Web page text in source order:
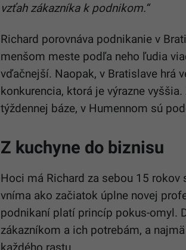
vzťah zákazníka k podnikom.“
Richard porovnáva podnikanie v
menšom meste podľa neho ľudia
vďačnejší. Naopak, v Bratislave hrá
konkurencia, ktorá je výrazne
týždennej báze, v Humennom sú
Z kuchyne do biznisu
Hoci má Richard za sebou 15
vníma ako začiatok úplne novej
podnikaní platí princíp pokus-omyl.
zákazníkom a ich potrebám, a
každého rastu.